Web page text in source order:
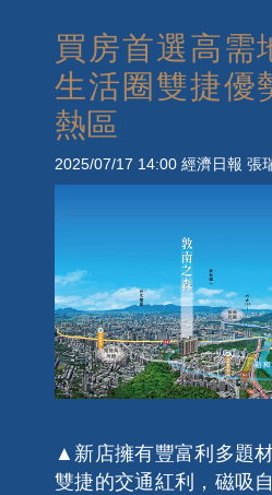
買房首選高需
生活圈雙捷優
熱區
2025/07/17 14:00 經濟日報 張
▲新店擁有豐富利多題
雙捷的交通紅利，磁吸